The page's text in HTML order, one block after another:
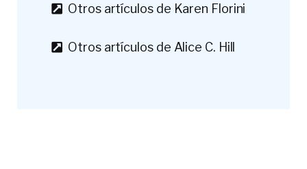
Otros artículos de Karen Florini
Otros artículos de Alice C. Hill